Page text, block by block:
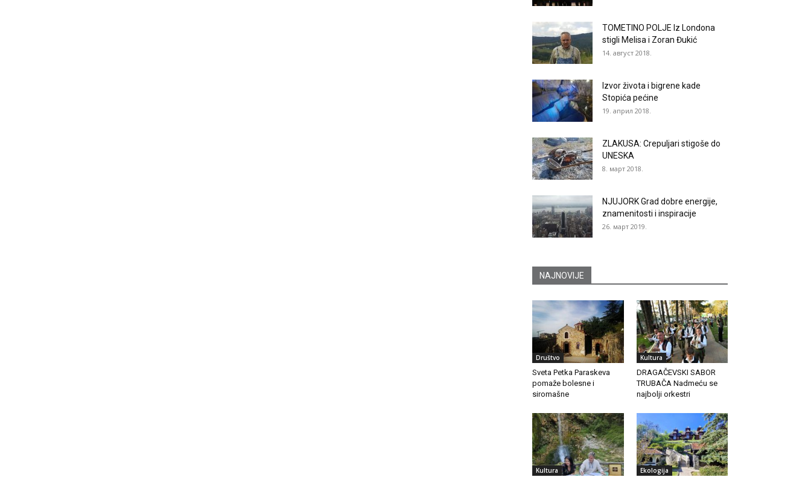
TOMETINO POLJE Iz Londona
stigli Melisa i Zoran Đukić
14. август 2018.
Izvor života i bigrene kade
Stopića pećine
19. април 2018.
ZLAKUSA: Crepuljari stigoše do
UNESKA
8. март 2018.
NJUJORK Grad dobre energije,
znamenitosti i inspiracije
26. март 2019.
NAJNOVIJE
Društvo
Sveta Petka Paraskeva
pomaže bolesne i
siromašne
Kultura
DRAGAČEVSKI SABOR
TRUBAČA Nadmeću se
najbolji orkestri
Kultura Ekologija